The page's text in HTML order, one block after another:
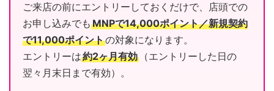
ご来店の前にエントリーしておくだけで、店頭での
お申し込みでも MNPで14,000ポイント／新規契約
で11,000ポイントの対象になります。
エントリーは約2ヶ月有効 （エントリーした日の
翌々月末日まで有効）。